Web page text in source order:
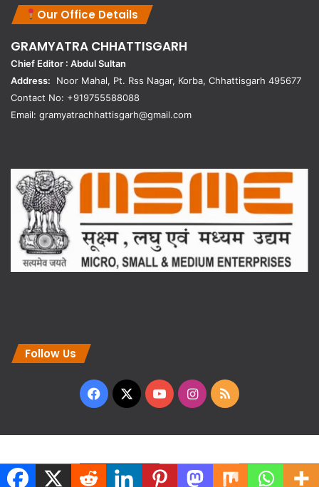
Our Office Details
GRAMYATRA CHHATTISGARH
Chief Editor : Abdul Sultan
Address: Noor Mahal, Pt. Rss Nagar, Korba, Chhattisgarh 495677
Contact No: +919755588088
Email: gramyatrachhattisgarh@gmail.com
Follow Us
Facebook
X YouTubeInstagram
RSS